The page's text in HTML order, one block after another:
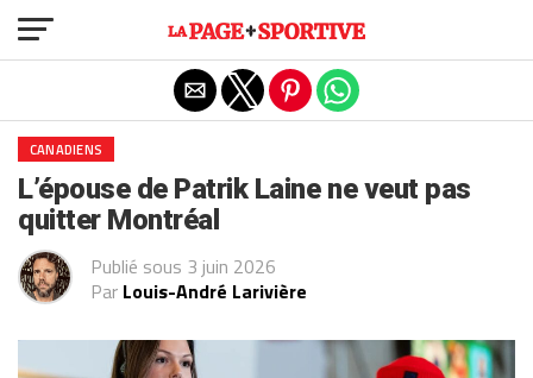
CANADIENS
L’épouse de Patrik Laine ne veut pas
quitter Montréal
Publié sous 3 juin 2026
Par Louis-André Larivière
Exit mobile version